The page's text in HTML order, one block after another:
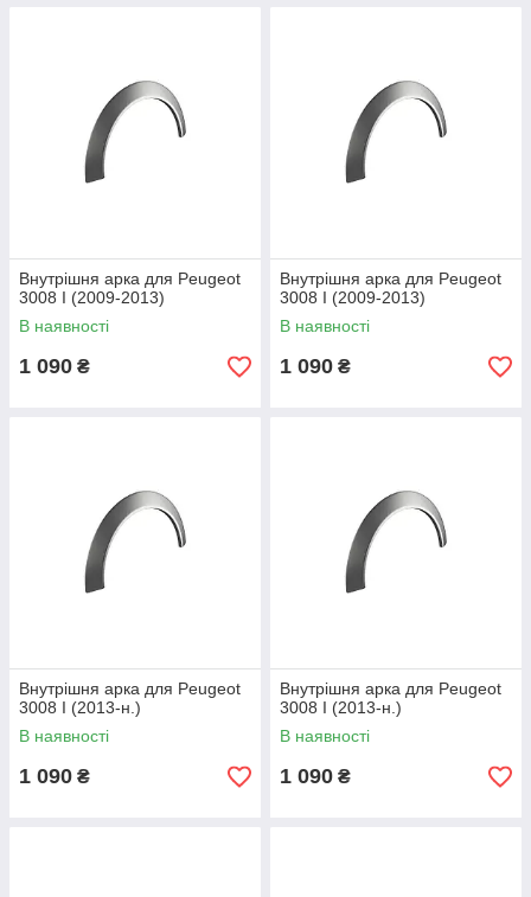
Внутрішня арка для Peugeot
3008 I (2009-2013)
В наявності
1 090 ₴
Внутрішня арка для Peugeot
3008 I (2009-2013)
В наявності
1 090 ₴
Внутрішня арка для Peugeot
3008 I (2013-н.)
В наявності
1 090 ₴
Внутрішня арка для Peugeot
3008 I (2013-н.)
В наявності
1 090 ₴